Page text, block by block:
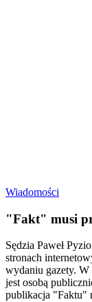
Wiadomości
"Fakt" musi
Sędzia Paweł
stronach
wydaniu gazety. W
jest osobą
publikacja "Faktu"